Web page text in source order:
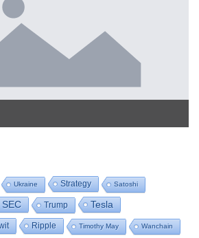
Ukraine Strategy Satoshi
SEC Trump Tesla
Ripple Timothy May Wanchain